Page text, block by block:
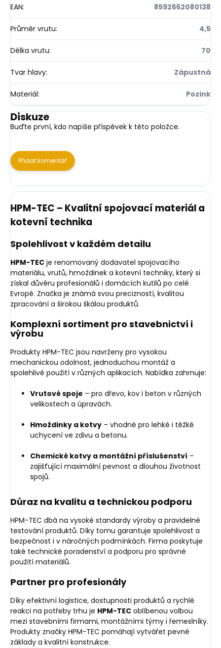
EAN: 8592662080138
Průměr vrutu: 4,5
Délka vrutu: 70
Tvar hlavy: Zápustná
Materiál: Pozink
Diskuze
Buďte první, kdo napíše příspěvek k této položce.
Přidat komentář
HPM-TEC – Kvalitní spojovací materiál a
kotevní technika
Spolehlivost v každém detailu
HPM-TEC je renomovaný dodavatel spojovacího
materiálu, vrutů, hmoždinek a kotevní techniky, který si
získal důvěru profesionálů i domácích kutilů po celé
Evropě. Značka je známá svou precizností, kvalitou
zpracování a širokou škálou produktů.
Komplexní sortiment pro stavebnictví i
výrobu
Produkty HPM-TEC jsou navrženy pro vysokou
mechanickou odolnost, jednoduchou montáž a
spolehlivé použití v různých aplikacích. Nabídka zahrnuje:
Vrutové spoje – pro dřevo, kov i beton v různých
velikostech a úpravách.
Hmoždinky a kotvy – vhodné pro lehké i těžké
uchycení ve zdivu a betonu.
Chemické kotvy a montážní příslušenství –
zajišťující maximální pevnost a dlouhou životnost
spojů.
Důraz na kvalitu a technickou podporu
HPM-TEC dbá na vysoké standardy výroby a pravidelné
testování produktů. Díky tomu garantuje spolehlivost a
bezpečnost i v náročných podmínkách. Firma poskytuje
také technické poradenství a podporu pro správné
použití materiálů.
Partner pro profesionály
Díky efektivní logistice, dostupnosti produktů a rychlé
reakci na potřeby trhu je HPM-TEC oblíbenou volbou
mezi stavebními firmami, montážními týmy i řemeslníky.
Produkty značky HPM-TEC pomáhají vytvářet pevné
základy a kvalitní konstrukce.